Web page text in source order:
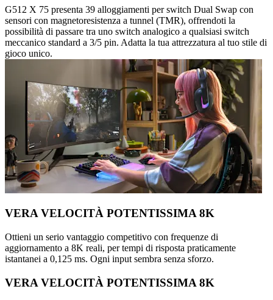
G512 X 75 presenta 39 alloggiamenti per switch Dual Swap con
sensori con magnetoresistenza a tunnel (TMR), offrendoti la
possibilità di passare tra uno switch analogico a qualsiasi switch
meccanico standard a 3/5 pin. Adatta la tua attrezzatura al tuo stile di
gioco unico.
VERA VELOCITÀ POTENTISSIMA 8K
Ottieni un serio vantaggio competitivo con frequenze di
aggiornamento a 8K reali, per tempi di risposta praticamente
istantanei a 0,125 ms. Ogni input sembra senza sforzo.
VERA VELOCITÀ POTENTISSIMA 8K